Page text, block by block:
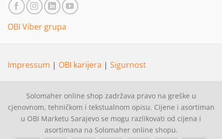
OBI Viber grupa
Impressum | OBI karijera | Sigurnost
Solomaher online shop zadržava pravo na greške u
cjenovnom, tehničkom i tekstualnom opisu. Cijene i asortiman
u OBI Marketu Sarajevo se mogu razlikovati od cijena i
asortimana na Solomaher online shopu.